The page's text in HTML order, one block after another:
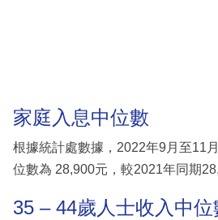
家庭入息中位數
根據統計處數據，2022年9月至11
位數為 28,900元，較2021年同期
35 – 44歲人士收入中位